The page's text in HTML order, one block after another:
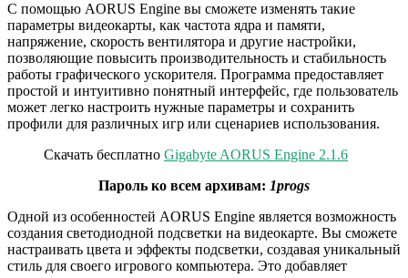
С помощью AORUS Engine вы сможете изменять такие
параметры видеокарты, как частота ядра и памяти,
напряжение, скорость вентилятора и другие настройки,
позволяющие повысить производительность и стабильность
работы графического ускорителя. Программа предоставляет
простой и интуитивно понятный интерфейс, где пользователь
может легко настроить нужные параметры и сохранить
профили для различных игр или сценариев использования.
Скачать бесплатно Gigabyte AORUS Engine 2.1.6
Пароль ко всем архивам: 1progs
Одной из особенностей AORUS Engine является возможность
создания светодиодной подсветки на видеокарте. Вы сможете
настраивать цвета и эффекты подсветки, создавая уникальный
стиль для своего игрового компьютера. Это добавляет